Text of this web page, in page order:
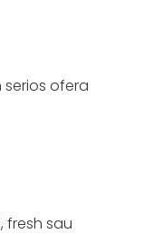
ofera
fresh sau